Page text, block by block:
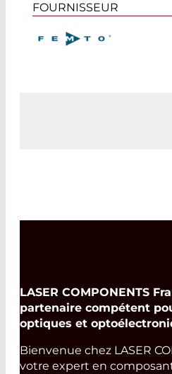
FOURNISSEUR
LASER COMPONENTS
partenaire compétent
optiques et
Bienvenue chez LASER
votre expert en